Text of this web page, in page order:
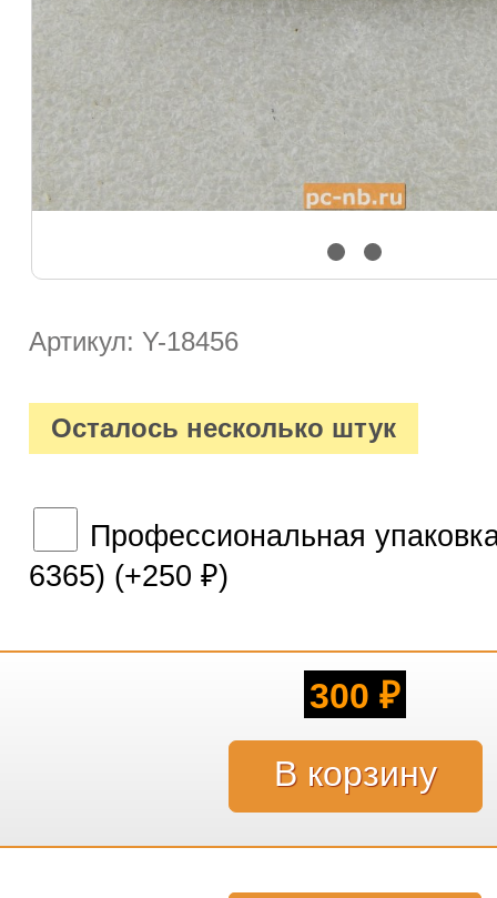
Артикул: Y-18456
Осталось несколько штук
Профессиональная
6365) (+250 ₽)
300 ₽